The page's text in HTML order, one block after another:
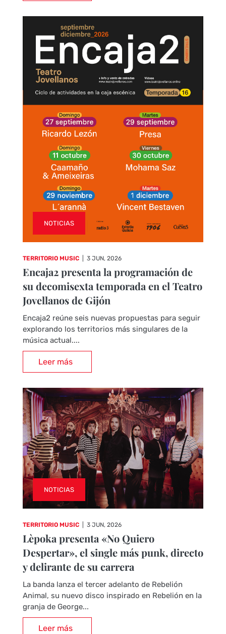
NOTICIAS
TERRITORIO MUSIC 3 JUN, 2026
Encaja2 presenta la programación de
su decomisexta temporada en el Teatro
Jovellanos de Gijón
Encaja2 reúne seis nuevas propuestas para seguir
explorando los territorios más singulares de la
música actual....
Leer más
NOTICIAS
TERRITORIO MUSIC 3 JUN, 2026
Lèpoka presenta «No Quiero
Despertar», el single más punk, directo
y delirante de su carrera
La banda lanza el tercer adelanto de Rebelión
Animal, su nuevo disco inspirado en Rebelión en la
granja de George...
Leer más